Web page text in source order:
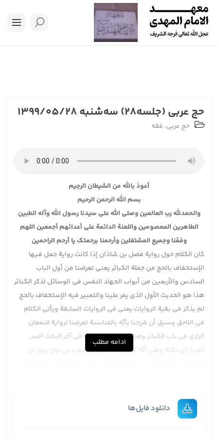
حج عربی (جلسه28) سه‌شنبه 1399/05/28
حج عربی، فقه
أعوذ بالله من الشيطان الرجيم
بسم الله الرحمن الرحيم
والحمدلله رب العالمين وصلى الله على سيدنا رسول الله وآله الطبين
الطاهرين المعصومين واللعنة الدائمة على أعدائهم أجمعين اللهم
وفقنا وجميع المشتغلين وأرحمنا برحمتك يا أرحم الراحمين
كان الكلام حول رواية فضل بن شاذان إذا كانت رواية جعل فيها
الإستخفاف بالحج من جملة الكبائر يعني تعرضنا من أول الباب
السادس والأربعين من أبواب الجهاد النفس في الوسائل لذكر الكبائر
هذا هو الحديث الأول الذي يمر علينا والتعبير فيه الإستخفاف بالحج
لم يذكر في بقية الروايات يعني في الروايات السابقة ويأتي الكلام
في اللاحق وسبق أن شرحنا بأنّه بالمناسبة تعرضنا لرواية للنعمان
الرازي في باب الكبائر وصار الكلام بالمناسبة في آخر البحث أمس
أشرنا إلى نكتة وهي أنّه قول النجاشي في أيوب بن نوح روى عن
الفهرست يعني بيان الراوي المروي عنه حتماً لنكتة خاصة عبر عن هذا
الشيء وهل الكلام يحمل على ظاهره وهو الإخبار يخبر عن هذا
ادامه مطلب
دانلود فایل‌ها